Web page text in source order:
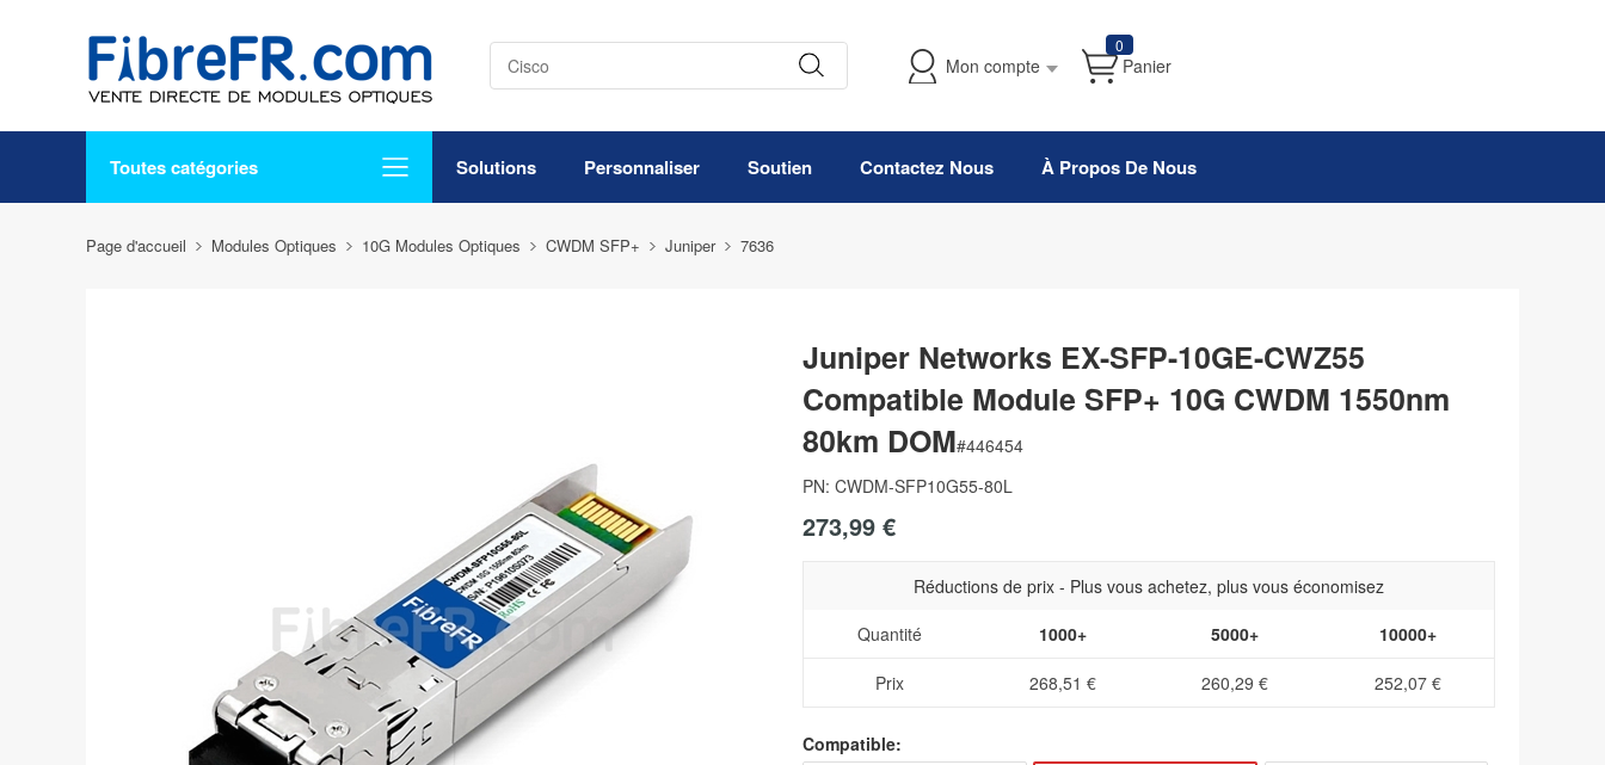
Mon compte
0
Panier
Toutes catégories Solutions Personnaliser Soutien Contactez Nous À Propos De Nous
Page d'accueil Modules Optiques 10G Modules Optiques CWDM SFP+ Juniper 7636
Juniper Networks EX-SFP-10GE-CWZ55
Compatible Module SFP+ 10G CWDM 1550nm
80km DOM#446454
PN: CWDM-SFP10G55-80L
273,99 €
Réductions de prix - Plus vous achetez, plus vous économisez
Quantité
1000+ 5000+ 10000+
Prix 268,51 € 260,29 € 252,07 €
Compatible: